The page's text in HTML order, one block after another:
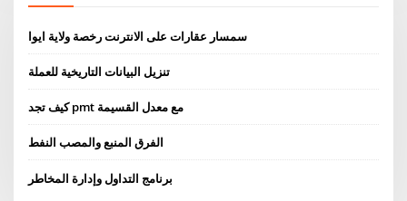
سمسار عقارات على الانترنت رخصة ولاية ايوا
تنزيل البيانات التاريخية للعملة
كيف تجد pmt مع معدل القسيمة
الفرق المنبع والمصب النفط
برنامج التداول وإدارة المخاطر